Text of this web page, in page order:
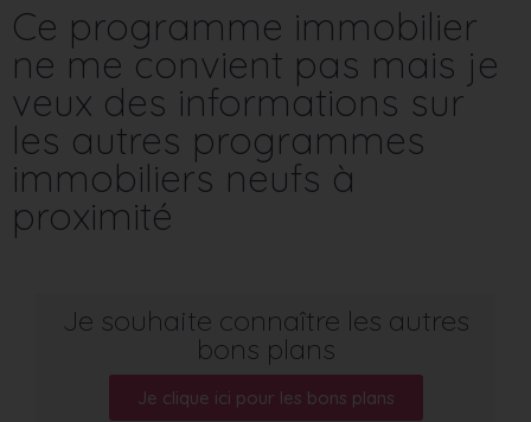
Ce programme immobilier
ne me convient pas mais je
veux des informations sur
les autres programmes
immobiliers neufs à
proximité
Je souhaite connaître les autres
bons plans
Je clique ici pour les bons plans